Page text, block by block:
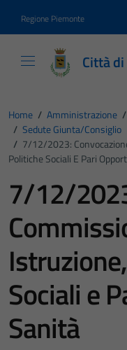
Regione Piemonte
Città
Home / Amministrazione /
/ Sedute Giunta/consiglio
/ 7/12/2023:
Politiche Sociali E Pari
7/12/
Sociali e
Sanità